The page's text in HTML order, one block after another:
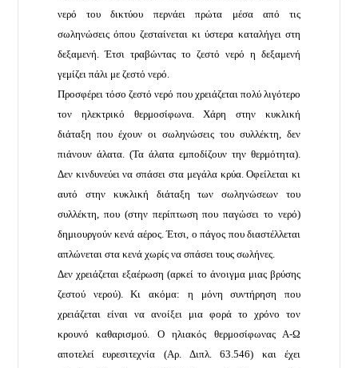
νερό του δικτύου περνάει πρώτα μέσα από τις
σωληνώσεις όπου ζεσταίνεται κι ύστερα καταλήγει στη
δεξαμενή. Έτσι τραβώντας το ζεστό νερό η δεξαμενή
γεμίζει πάλι με ζεστό νερό.
Προσφέρει τόσο ζεστό νερό που χρειάζεται πολύ λιγότερο
τον ηλεκτρικό θερμοσίφωνα. Χάρη στην κυκλική
διάταξη που έχουν οι σωληνώσεις του συλλέκτη, δεν
πιάνουν άλατα. (Τα άλατα εμποδίζουν την θερμότητα).
Δεν κινδυνεύει να σπάσει στα μεγάλα κρύα. Οφείλεται κι
αυτό στην κυκλική διάταξη των σωληνώσεων του
συλλέκτη, που (στην περίπτωση που παγώσει το νερό)
δημιουργούν κενά αέρος. Έτσι, ο πάγος που διαστέλλεται
απλώνεται στα κενά χωρίς να σπάσει τους σωλήνες.
Δεν χρειάζεται εξαέρωση (αρκεί το άνοιγμα μιας βρύσης
ζεστού νερού). Κι ακόμα: η μόνη συντήρηση που
χρειάζεται είναι να ανοίξει μια φορά το χρόνο τον
κρουνό καθαρισμού. Ο ηλιακός θερμοσίφωνας Α-Ω
αποτελεί ευρεσιτεχνία (Αρ. Διπλ. 63.546) και έχει